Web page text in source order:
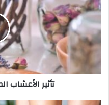
تأثير الأعشاب